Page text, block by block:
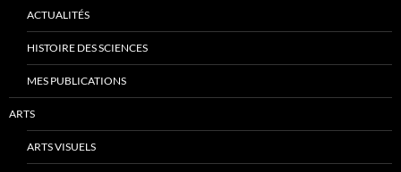
ACTUALITÉS
HISTOIRE DES SCIENCES
MES PUBLICATIONS
ARTS
ARTS VISUELS